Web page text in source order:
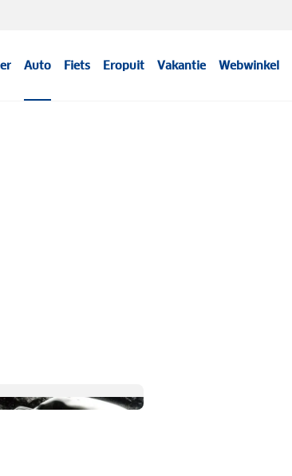
Auto Fiets Eropuit Vakantie Webwinkel